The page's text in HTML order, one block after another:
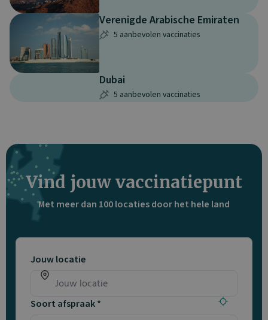
Verenigde Arabische Emiraten
5 aanbevolen vaccinaties
Dubai
5 aanbevolen vaccinaties
Vind jouw vaccinatiepunt
Met meer dan 100 locaties door het hele land
Jouw locatie
Soort afspraak *